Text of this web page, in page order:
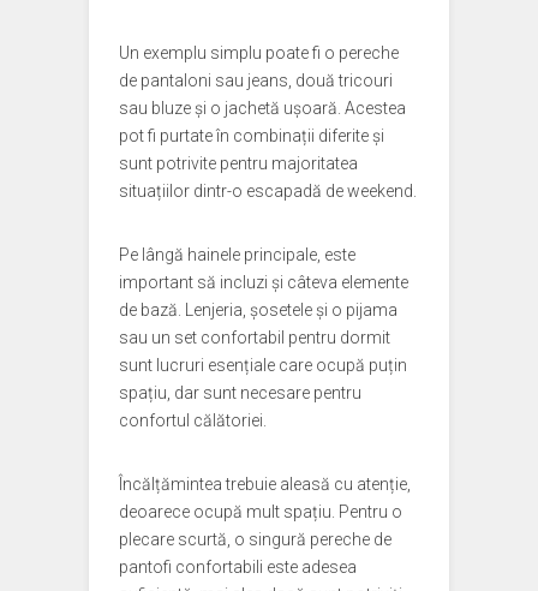
Un exemplu simplu poate fi o pereche
de pantaloni sau jeans, două tricouri
sau bluze și o jachetă ușoară. Acestea
pot fi purtate în combinații diferite și
sunt potrivite pentru majoritatea
situațiilor dintr-o escapadă de weekend.
Pe lângă hainele principale, este
important să incluzi și câteva elemente
de bază. Lenjeria, șosetele și o pijama
sau un set confortabil pentru dormit
sunt lucruri esențiale care ocupă puțin
spațiu, dar sunt necesare pentru
confortul călătoriei.
Încălțămintea trebuie aleasă cu atenție,
deoarece ocupă mult spațiu. Pentru o
plecare scurtă, o singură pereche de
pantofi confortabili este adesea